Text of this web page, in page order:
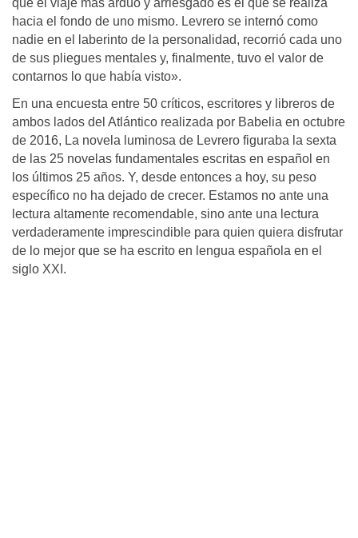
que el viaje más arduo y arriesgado es el que se realiza
hacia el fondo de uno mismo. Levrero se internó como
nadie en el laberinto de la personalidad, recorrió cada uno
de sus pliegues mentales y, finalmente, tuvo el valor de
contarnos lo que había visto».
En una encuesta entre 50 críticos, escritores y libreros de
ambos lados del Atlántico realizada por Babelia en octubre
de 2016, La novela luminosa de Levrero figuraba la sexta
de las 25 novelas fundamentales escritas en español en
los últimos 25 años. Y, desde entonces a hoy, su peso
específico no ha dejado de crecer. Estamos no ante una
lectura altamente recomendable, sino ante una lectura
verdaderamente imprescindible para quien quiera disfrutar
de lo mejor que se ha escrito en lengua española en el
siglo XXI.